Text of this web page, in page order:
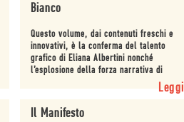
Bianco
Questo volume, dai contenuti freschi e
innovativi, è la conferma del talento
grafico di Eliana Albertini nonché
l’esplosione della forza narrativa di
Gero Arnone, sicuramente un autore da
Leggi
Il Manifesto